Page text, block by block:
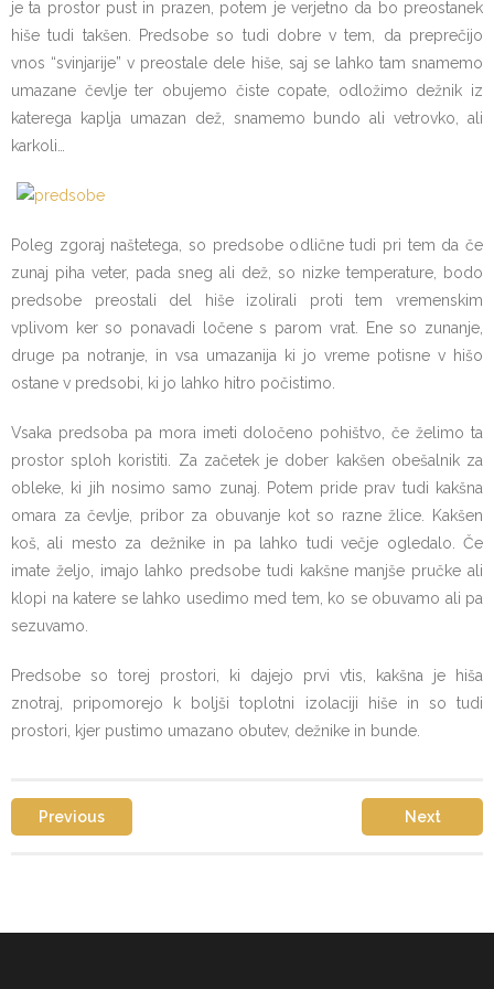
je ta prostor pust in prazen, potem je verjetno da bo preostanek
hiše tudi takšen. Predsobe so tudi dobre v tem, da preprečijo
vnos “svinjarije” v preostale dele hiše, saj se lahko tam snamemo
umazane čevlje ter obujemo čiste copate, odložimo dežnik iz
katerega kaplja umazan dež, snamemo bundo ali vetrovko, ali
karkoli…
Poleg zgoraj naštetega, so predsobe odlične tudi pri tem da če
zunaj piha veter, pada sneg ali dež, so nizke temperature, bodo
predsobe preostali del hiše izolirali proti tem vremenskim
vplivom ker so ponavadi ločene s parom vrat. Ene so zunanje,
druge pa notranje, in vsa umazanija ki jo vreme potisne v hišo
ostane v predsobi, ki jo lahko hitro počistimo.
Vsaka predsoba pa mora imeti določeno pohištvo, če želimo ta
prostor sploh koristiti. Za začetek je dober kakšen obešalnik za
obleke, ki jih nosimo samo zunaj. Potem pride prav tudi kakšna
omara za čevlje, pribor za obuvanje kot so razne žlice. Kakšen
koš, ali mesto za dežnike in pa lahko tudi večje ogledalo. Če
imate željo, imajo lahko predsobe tudi kakšne manjše pručke ali
klopi na katere se lahko usedimo med tem, ko se obuvamo ali pa
sezuvamo.
Predsobe so torej prostori, ki dajejo prvi vtis, kakšna je hiša
znotraj, pripomorejo k boljši toplotni izolaciji hiše in so tudi
prostori, kjer pustimo umazano obutev, dežnike in bunde.
Previous Next